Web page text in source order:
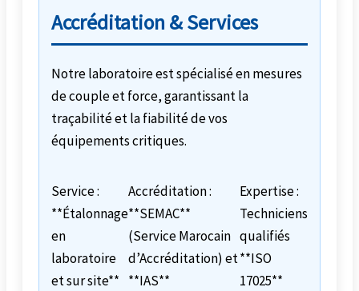
Accréditation & Services
Notre laboratoire est spécialisé en mesures
de couple et force, garantissant la
traçabilité et la fiabilité de vos
équipements critiques.
Service :
**Étalonnage
en
laboratoire
et sur site**
Accréditation :
**SEMAC**
(Service Marocain
d’Accréditation) et
**IAS**
Expertise :
Techniciens
qualifiés
**ISO
17025**